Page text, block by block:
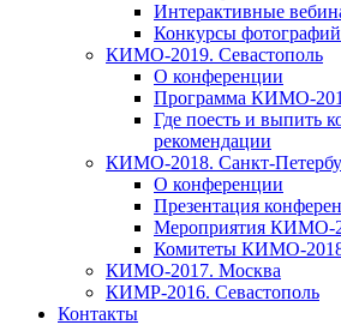
Интерактивные
Конкурсы
КИМО-2019. Севастополь
О конференции
Программа КИМО-
Где поесть и выпить
рекомендации
КИМО-2018. Санкт-
О конференции
Презентация
Мероприятия КИМО-
Комитеты КИМО-
КИМО-2017. Москва
КИМР-2016. Севастополь
Контакты